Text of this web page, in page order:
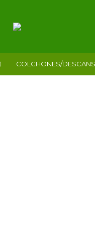
COLCHONES/